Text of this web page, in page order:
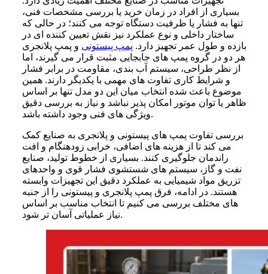
بسیاری از افراد در زمان خرید یا بررسی مشخصات فنی،
تنها به فشار یا ظرفیت دستگاه توجه می کنند؛ در حالی که
ساختار داخلی و نوع عملکرد نیز نقش تعیین کننده ای در
بازده و طول عمر تجهیز دارد. پمپ پیستونی و پمپ پلانجری
هر دو در گروه پمپ های جابجایی مثبت قرار می گیرند، اما
از نظر طراحی، سیستم آب بندی، مقاومت در برابر فشار
و شرایط کاری تفاوت های مهمی با یکدیگر دارند. همین
موضوع باعث شده انتخاب میان این دو مدل تنها بر اساس
ظاهر یا توان موتور امکان پذیر نباشد و نیاز به بررسی دقیق
ویژگی های فنی وجود داشته باشد.
بررسی تفاوت پمپ های پیستونی و پلانجری به صنایع کمک
می کند تا از هزینه های اضافی، خرابی زودهنگام و افت
راندمان جلوگیری کنند. بسیاری از خطوط تولید، صنایع
نفت و گاز، سیستم های شستشوی فشار قوی و واحدهای
تزریق مواد شیمیایی به عملکرد دقیق این تجهیزات وابسته
هستند. در ادامه، فرق پمپ پلانجری و پیستونی را از جنبه
های مختلف بررسی می کنیم تا انتخاب مناسب بر اساس
نیاز عملیاتی آسان تر شود.